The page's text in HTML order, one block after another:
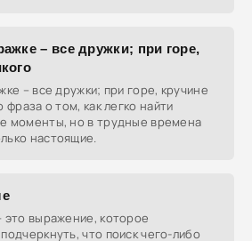
– все дружки; при горе,
– все дружки; при горе, кручине
фраза о том, как легко найти
моменты, но в трудные времена
настоящие.
выражение, которое
что поиск чего-либо